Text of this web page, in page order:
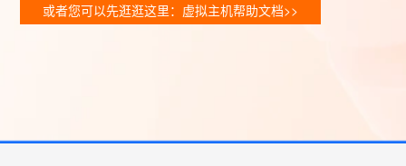
或者您可以先逛逛这里：虚拟主机帮助文档>>